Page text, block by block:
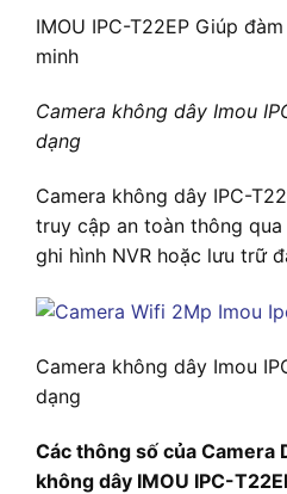
IMOU IPC-T22EP Giúp
minh
Camera không dây Imou
dạng
Camera không dây IPC-
truy cập an toàn thông
ghi hình NVR hoặc lưu trữ
Camera không dây Imou
dạng
Các thông số của Camera
không dây IMOU IPC-